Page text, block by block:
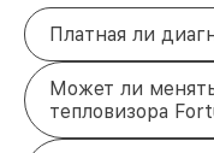
Платная ли
Может ли
тепловизора